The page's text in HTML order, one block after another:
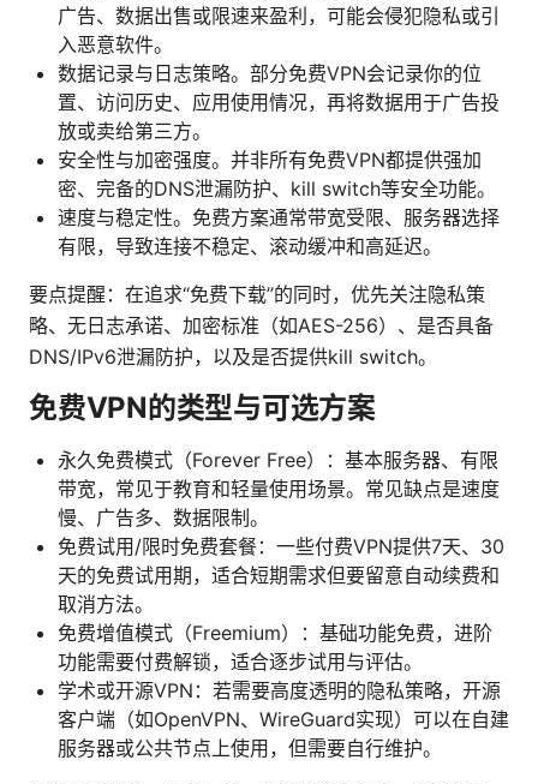
广告、数据出售或限速来盈利，可能会侵犯隐私或引
入恶意软件。
数据记录与日志策略。部分免费VPN会记录你的位
置、访问历史、应用使用情况，再将数据用于广告投
放或卖给第三方。
安全性与加密强度。并非所有免费VPN都提供强加
密、完备的DNS泄漏防护、kill switch等安全功能。
速度与稳定性。免费方案通常带宽受限、服务器选择
有限，导致连接不稳定、滚动缓冲和高延迟。
要点提醒：在追求“免费下载”的同时，优先关注隐私策
略、无日志承诺、加密标准（如AES-256）、是否具备
DNS/IPv6泄漏防护，以及是否提供kill switch。
免费VPN的类型与可选方案
永久免费模式（Forever Free）：基本服务器、有限
带宽，常见于教育和轻量使用场景。常见缺点是速度
慢、广告多、数据限制。
免费试用/限时免费套餐：一些付费VPN提供7天、30
天的免费试用期，适合短期需求但要留意自动续费和
取消方法。
免费增值模式（Freemium）：基础功能免费，进阶
功能需要付费解锁，适合逐步试用与评估。
学术或开源VPN：若需要高度透明的隐私策略，开源
客户端（如OpenVPN、WireGuard实现）可以在自建
服务器或公共节点上使用，但需要自行维护。